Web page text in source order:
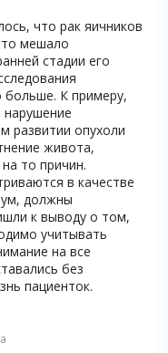
что рак яичников
мешало
стадии его
К примеру,
развитии опухоли
живота,
то причин.
в качестве
должны
к выводу о том,
учитывать
на все
без
пациенток.